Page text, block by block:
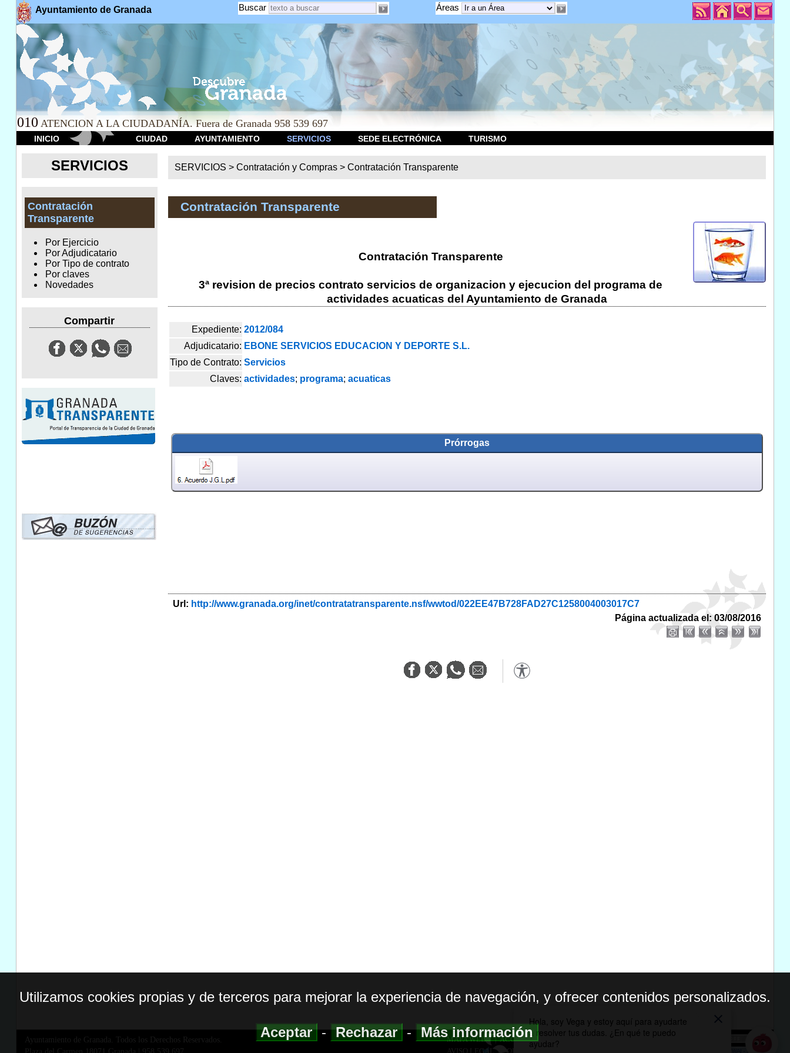
Ayuntamiento de Granada Áreas
Buscar
010 ATENCION A LA CIUDADANÍA. Fuera de Granada 958 539 697
INICIO CIUDAD AYUNTAMIENTO SERVICIOS SEDE ELECTRÓNICA TURISMO
SERVICIOS
Contratación
Transparente
Por Ejercicio
Por Adjudicatario
Por Tipo de contrato
Por claves
Novedades
Compartir
SERVICIOS >Contratación y Compras >Contratación Transparente
Contratación Transparente
Contratación Transparente
3ª revision de precios contrato servicios de organizacion y ejecucion del programa de
actividades acuaticas del Ayuntamiento de Granada
Expediente: 2012/084
Adjudicatario: EBONE SERVICIOS EDUCACION Y DEPORTE S.L.
Tipo de Contrato: Servicios
Claves: actividades; programa; acuaticas
Prórrogas
Url: http://www.granada.org/inet/contratatransparente.nsf/wwtod/022EE47B728FAD27C1258004003017C7
Página actualizada el: 03/08/2016
Ayuntamiento de Granada. Todos los Derechos Reservados.
MAPA WEB|ACCESIBILIDAD
AVISO LEGAL| POLITICA DE PRIVACIDAD
Utilizamos cookies propias y de terceros para mejorar la experiencia de navegación, y ofrecer contenidos personalizados.
Aceptar-Rechazar-Más información